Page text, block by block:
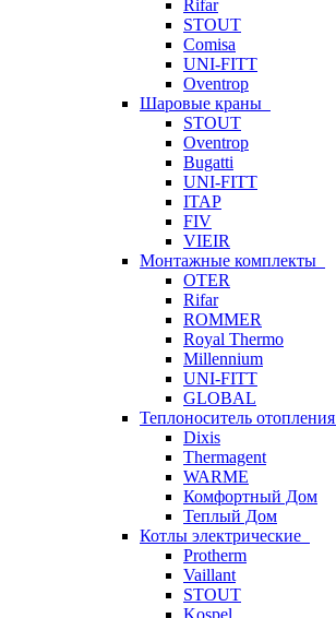
Rifar
STOUT
Comisa
UNI-FITT
Oventrop
Шаровые краны
STOUT
Oventrop
Bugatti
UNI-FITT
ITAP
FIV
VIEIR
Монтажные комплекты
OTER
Rifar
ROMMER
Royal Thermo
Millennium
UNI-FITT
GLOBAL
Теплоноситель отопления
Dixis
Thermagent
WARME
Комфортный Дом
Теплый Дом
Котлы электрические
Protherm
Vaillant
STOUT
Kospel